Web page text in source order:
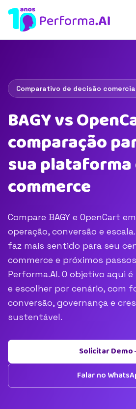
Comparativo de decisão
BAGY vs
comparação
sua plataforma
commerce
Compare BAGY e OpenCart
operação, conversão e
faz mais sentido para seu
commerce e próximos
Performa.AI. O objetivo aqui
e escolher por cenário, com
conversão, governança e
sustentável.
Solicitar Demo
Falar no